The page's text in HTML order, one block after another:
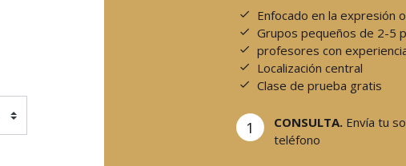
Enfocado en la expresión
Grupos pequeños de 2-5
profesores con
Localización central
Clase de prueba gratis
1 CONSULTA. Envía tu
teléfono